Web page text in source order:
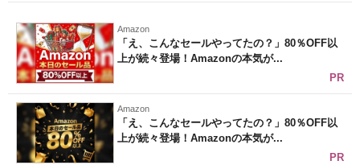
Amazon
「え、こんなセールやってたの？」80％OFF以
上が続々登場！Amazonの本気が...
PR
Amazon
「え、こんなセールやってたの？」80％OFF以
上が続々登場！Amazonの本気が...
PR